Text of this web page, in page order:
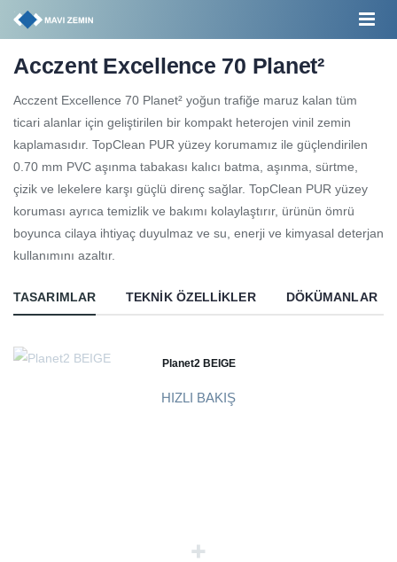
Acczent Excellence 70 Planet²
Acczent Excellence 70 Planet² yoğun trafiğe maruz kalan tüm
ticari alanlar için geliştirilen bir kompakt heterojen vinil zemin
kaplamasıdır. TopClean PUR yüzey korumamız ile güçlendirilen
0.70 mm PVC aşınma tabakası kalıcı batma, aşınma, sürtme,
çizik ve lekelere karşı güçlü direnç sağlar. TopClean PUR yüzey
koruması ayrıca temizlik ve bakımı kolaylaştırır, ürünün ömrü
boyunca cilaya ihtiyaç duyulmaz ve su, enerji ve kimyasal deterjan
kullanımını azaltır.
TASARIMLAR TEKNIK ÖZELLIKLER DÖKÜMANLAR
Planet2 BEIGE
HIZLI BAKIŞ